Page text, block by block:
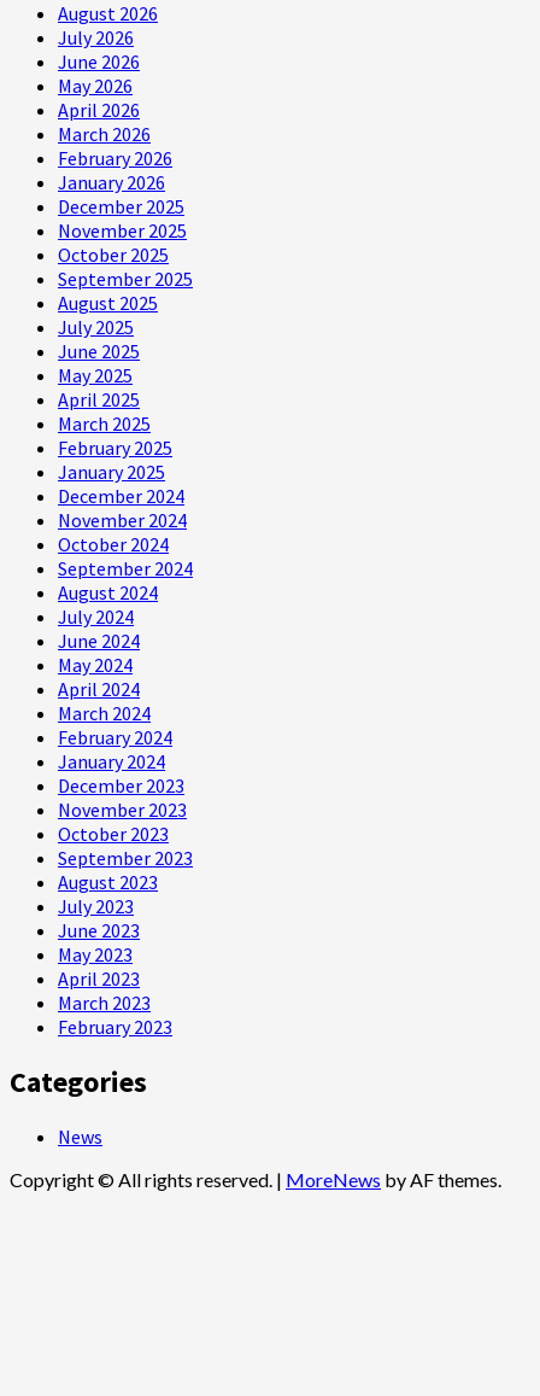
August 2026
July 2026
June 2026
May 2026
April 2026
March 2026
February 2026
January 2026
December 2025
November 2025
October 2025
September 2025
August 2025
July 2025
June 2025
May 2025
April 2025
March 2025
February 2025
January 2025
December 2024
November 2024
October 2024
September 2024
August 2024
July 2024
June 2024
May 2024
April 2024
March 2024
February 2024
January 2024
December 2023
November 2023
October 2023
September 2023
August 2023
July 2023
June 2023
May 2023
April 2023
March 2023
February 2023
Categories
News
Copyright © All rights reserved. | MoreNews by AF themes.